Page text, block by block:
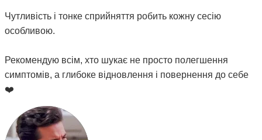
Чутливість і тонке сприйняття робить кожну сесію
особливою.
Рекомендую всім, хто шукає не просто полегшення
симптомів, а глибоке відновлення і повернення до себе
❤️